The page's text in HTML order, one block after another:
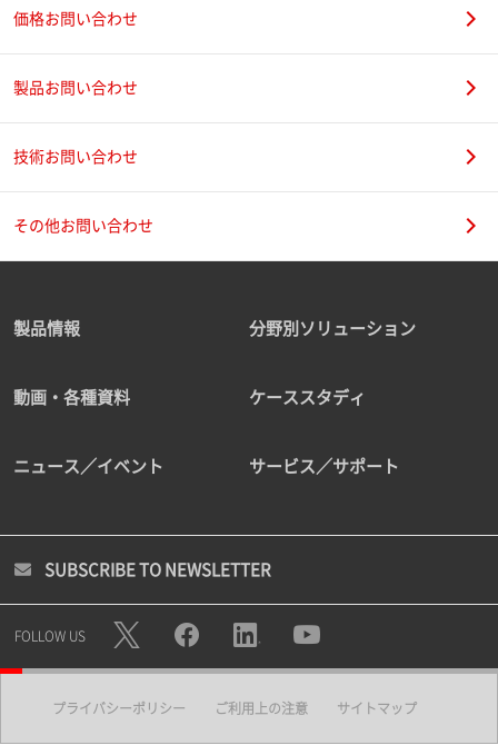
価格お問い合わせ
製品お問い合わせ
技術お問い合わせ
その他お問い合わせ
製品情報 分野別ソリューション
動画・各種資料 ケーススタディ
ニュース／イベント サービス／サポート
SUBSCRIBE TO NEWSLETTER
FOLLOW US
プライバシーポリシー ご利用上の注意 サイトマップ